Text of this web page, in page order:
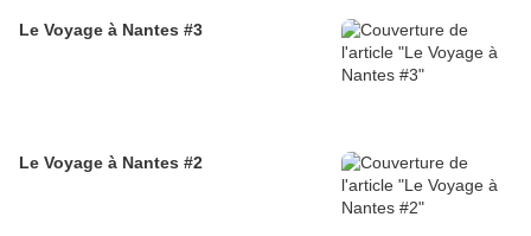
Le Voyage à Nantes #3
Le Voyage à Nantes #2